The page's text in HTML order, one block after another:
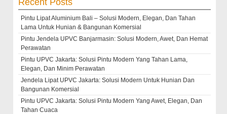
Recent Posts
Pintu Lipat Aluminium Bali – Solusi Modern, Elegan, Dan Tahan
Lama Untuk Hunian & Bangunan Komersial
Pintu Jendela UPVC Banjarmasin: Solusi Modern, Awet, Dan Hemat
Perawatan
Pintu UPVC Jakarta: Solusi Pintu Modern Yang Tahan Lama,
Elegan, Dan Minim Perawatan
Jendela Lipat UPVC Jakarta: Solusi Modern Untuk Hunian Dan
Bangunan Komersial
Pintu UPVC Jakarta: Solusi Pintu Modern Yang Awet, Elegan, Dan
Tahan Cuaca